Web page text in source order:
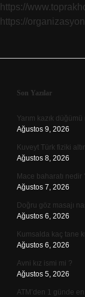
https://
https://
Sidebar
Son Yazılar
Yarım kazık
Ağustos 9, 2026
Kuveyt Türk fiziki
Ağustos 8, 2026
Mace baharatı nedir
Ağustos 7, 2026
Doğru göz masajı
Ağustos 6, 2026
Kumsalda kaç tane
Ağustos 6, 2026
Avni kız ismi mi ?
Ağustos 5, 2026
ATM’den 1 günde